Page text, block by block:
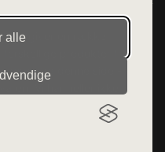
alleudgiver en række
forskellige produkter fra
varer fra denne side - vi
Vi har heller ikke